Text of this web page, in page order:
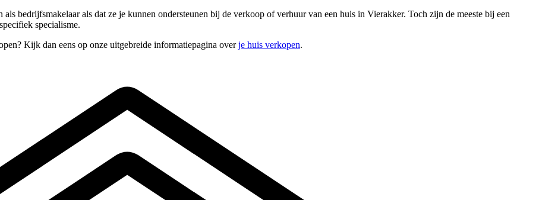
bedrijfsmakelaar als dat ze je kunnen ondersteunen bij de verkoop of verhuur van een huis in Vierakker. Toch zijn de meeste bij een
specialisme.
Kijk dan eens op onze uitgebreide informatiepagina overje huis verkopen.